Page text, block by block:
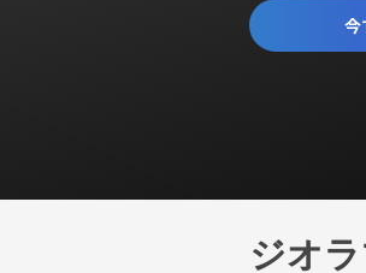
今
ジオ